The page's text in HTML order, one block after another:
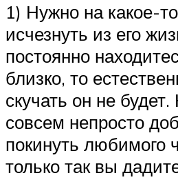
1) Нужно на какое-
исчезнуть из его
постоянно
близко, то
скучать он не будет.
совсем непросто
покинуть любимого
только так вы